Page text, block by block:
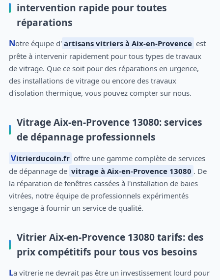
intervention rapide pour toutes
réparations
Notre équipe d' artisans vitriers à Aix-en-Provence est
prête à intervenir rapidement pour tous types de travaux
de vitrage. Que ce soit pour des réparations en urgence,
des installations de vitrage ou encore des travaux
d'isolation thermique, vous pouvez compter sur nous.
Vitrage Aix-en-Provence 13080: services
de dépannage professionnels
Vitrierducoin.fr offre une gamme complète de services
de dépannage de vitrage à Aix-en-Provence 13080 . De
la réparation de fenêtres cassées à l'installation de baies
vitrées, notre équipe de professionnels expérimentés
s'engage à fournir un service de qualité.
Vitrier Aix-en-Provence 13080 tarifs: des
prix compétitifs pour tous vos besoins
La vitrerie ne devrait pas être un investissement lourd pour